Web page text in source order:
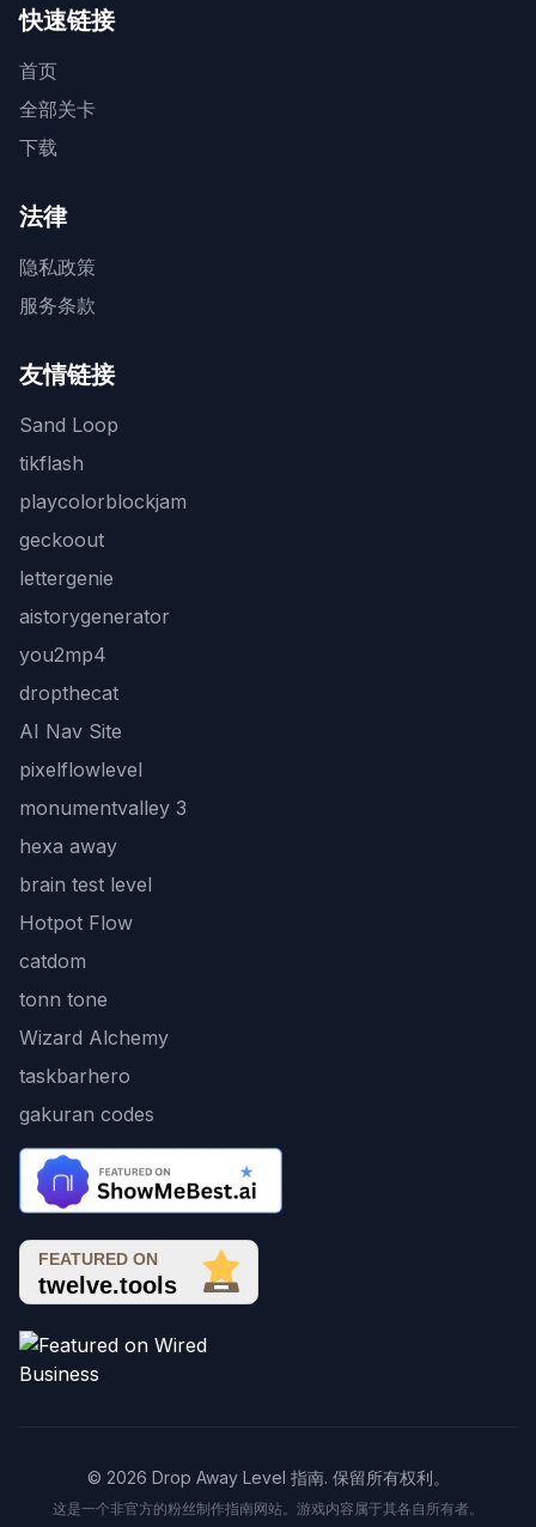
快速链接
首页
全部关卡
下载
法律
隐私政策
服务条款
友情链接
Sand Loop
tikflash
playcolorblockjam
geckoout
lettergenie
aistorygenerator
you2mp4
dropthecat
AI Nav Site
pixelflowlevel
monumentvalley 3
hexa away
brain test level
Hotpot Flow
catdom
tonn tone
Wizard Alchemy
taskbarhero
gakuran codes
© 2026 Drop Away Level 指南. 保留所有权利。
这是一个非官方的粉丝制作指南网站。游戏内容属于其各自所有者。